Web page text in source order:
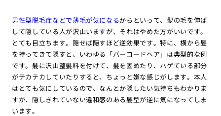
男性型脱毛症などで薄毛が気になるからといって、髪の毛を伸ば
して隠している人が沢山いますが、それはやめた方がいいです。
とても目立ちます。隠せば隠すほど逆効果です。特に、横から髪
を持ってきて隠すと、いわゆる「バーコードヘア」は典型的な例
です。髪に沢山整髪料を付けて、髪を固めたり、ハゲている部分
がテカテカしていたりすると、ちょっと嫌な感じがします。本人
はとても気にしているので、なんとか隠したい気持ちもわかりま
すが、隠しきれていない違和感のある髪型が逆に気になってしま
います。